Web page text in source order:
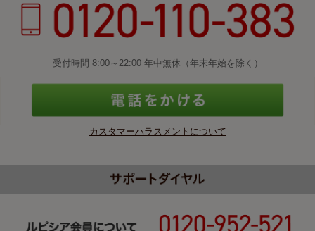
受付時間 8:00～22:00 年中無休（年末年始を除く）
カスタマーハラスメントについて